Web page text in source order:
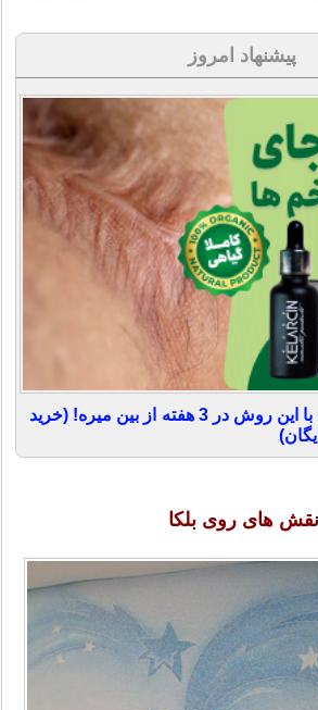
پیشنهاد امروز
جای هر زخم و بخیه با این روش در 3 هفته از بین میره! (خرید
نقش های روی بلکا